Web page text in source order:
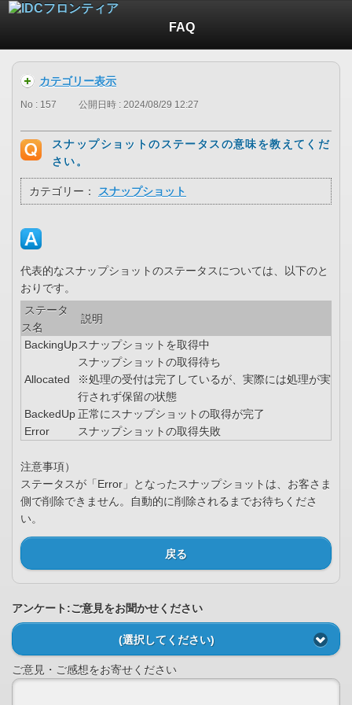
FAQ
カテゴリー表示
No : 157 公開日時 : 2024/08/29 12:27
スナップショットのステータスの意味を教えてくだ
さい。
カテゴリー： スナップショット
代表的なスナップショットのステータスについては、以下のと
おりです。
ステータ
ス名
説明
BackingUpスナップショットを取得中
Allocated
スナップショットの取得待ち
※処理の受付は完了しているが、実際には処理が実
行されず保留の状態
BackedUp 正常にスナップショットの取得が完了
Error
スナップショットの取得失敗
注意事項）
ステータスが「Error」となったスナップショットは、お客さま
側で削除できません。自動的に削除されるまでお待ちくださ
い。
戻る
アンケート:ご意見をお聞かせください
(選択してください)
ご意見・ご感想をお寄せください